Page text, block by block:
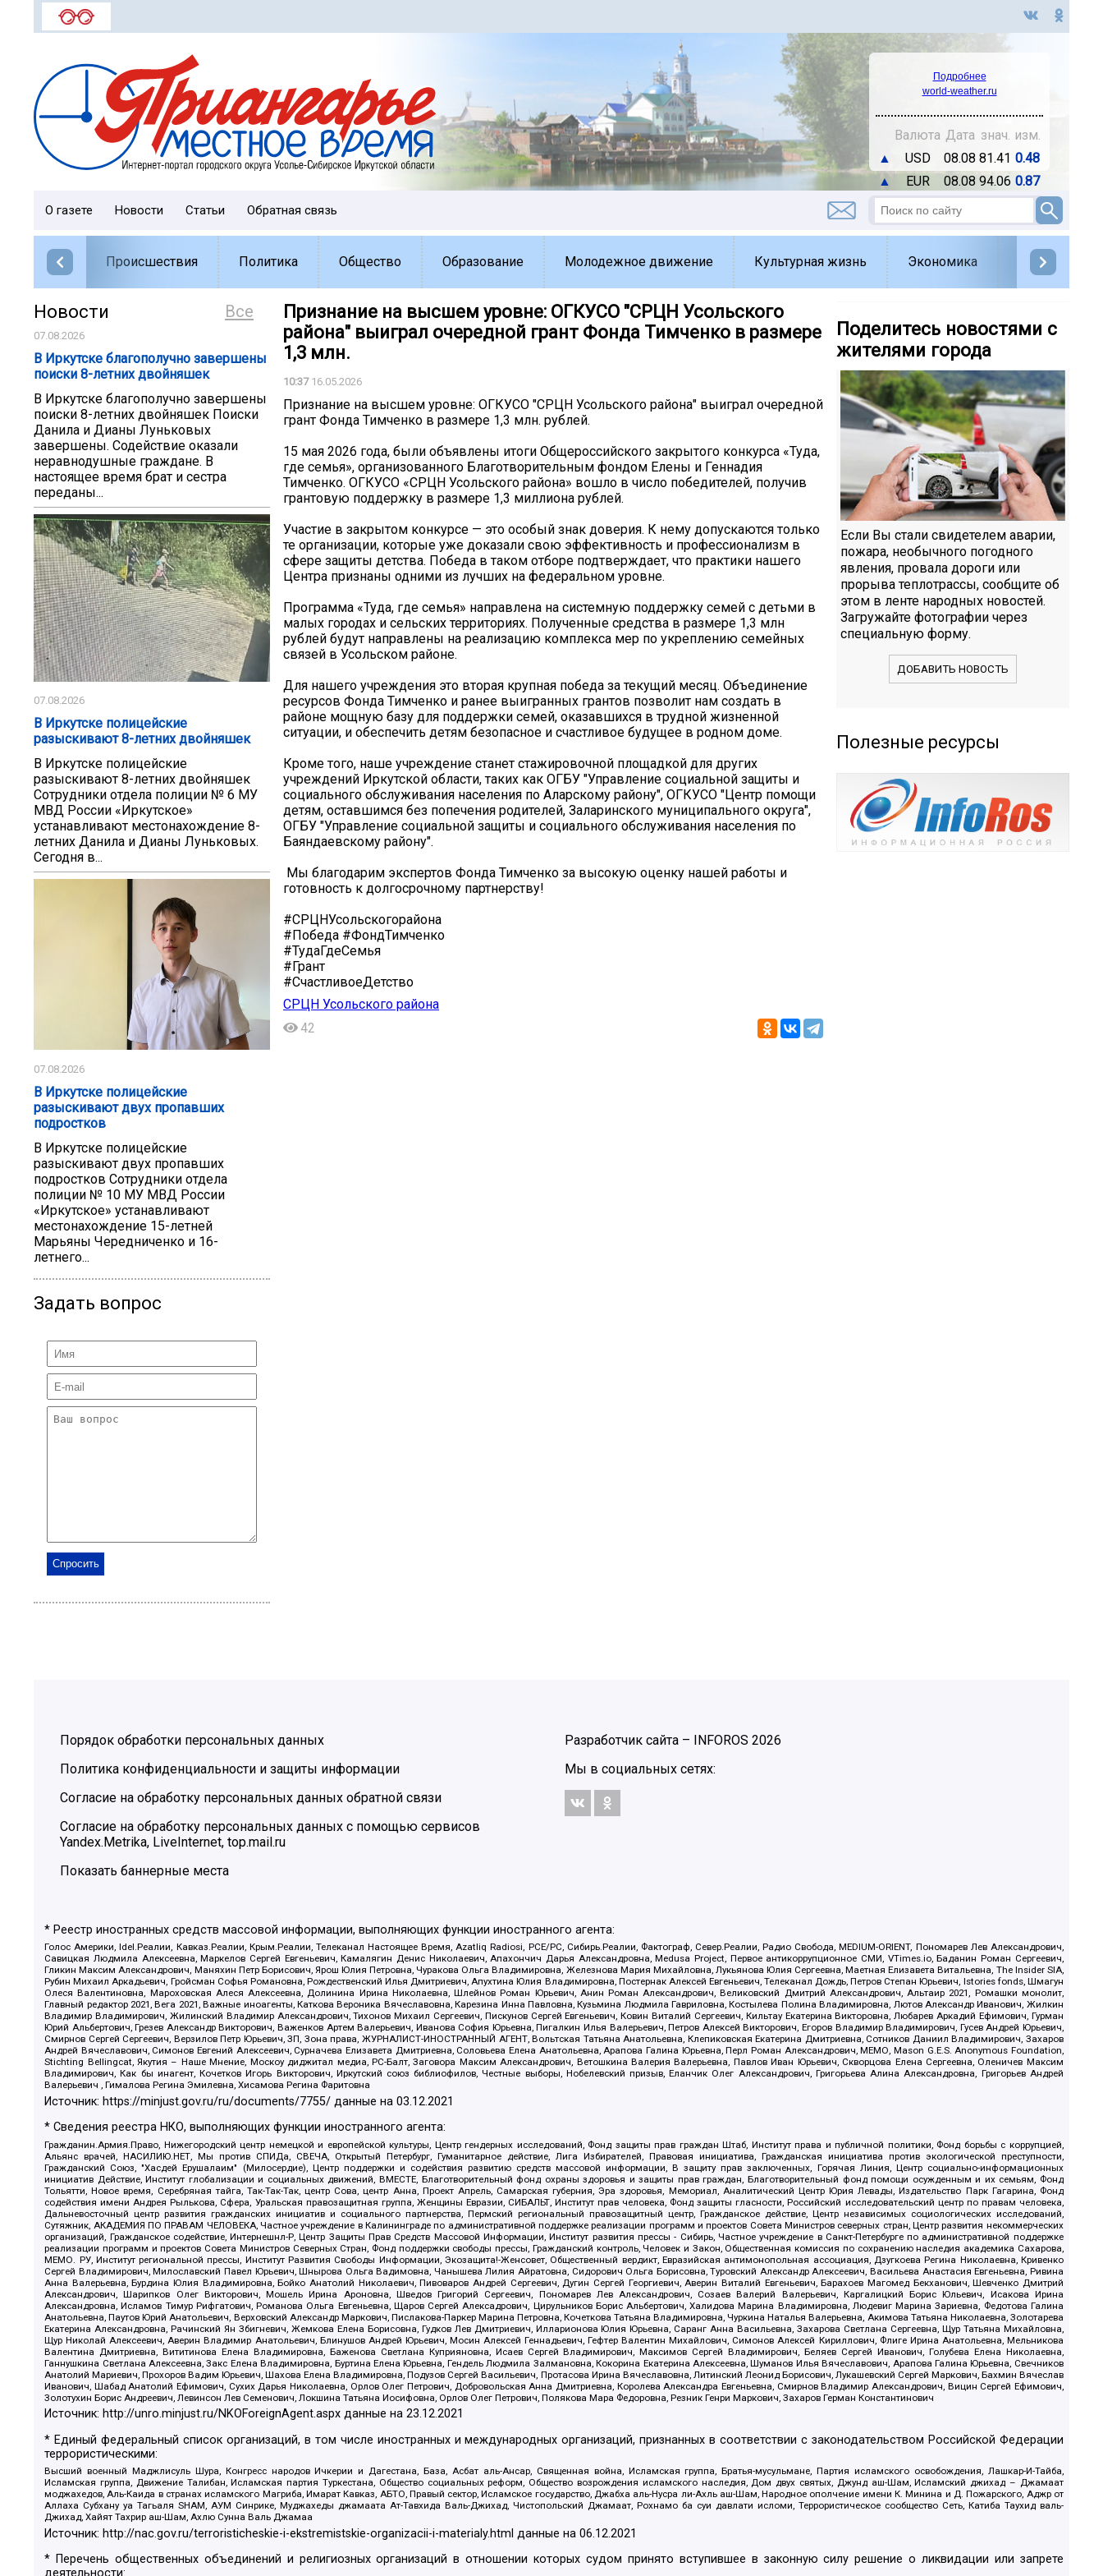
Подробнее
world-weather.ru
Валюта Дата знач. изм.
▲
USD 08.08 81.41 0.48
▲
EUR 08.08 94.06 0.87
О газете Новости Статьи Обратная связь
Происшествия Политика Общество Образование Молодежное движение Культурная жизнь Экономика Спорт
Все
Новости
07.08.2026
️В Иркутске благополучно завершены
поиски 8-летних двойняшек
️В Иркутске благополучно завершены
поиски 8-летних двойняшек Поиски
Данила и Дианы Луньковых
завершены. Содействие оказали
неравнодушные граждане. В
настоящее время брат и сестра
переданы...
07.08.2026
В Иркутске полицейские
разыскивают 8-летних двойняшек
В Иркутске полицейские
разыскивают 8-летних двойняшек
Сотрудники отдела полиции № 6 МУ
МВД России «Иркутское»
устанавливают местонахождение 8-
летних Данила и Дианы Луньковых.
Сегодня в...
07.08.2026
В Иркутске полицейские
разыскивают двух пропавших
подростков
В Иркутске полицейские
разыскивают двух пропавших
подростков Сотрудники отдела
полиции № 10 МУ МВД России
«Иркутское» устанавливают
местонахождение 15-летней
Марьяны Чередниченко и 16-
летнего...
Задать вопрос
Признание на высшем уровне: ОГКУСО "СРЦН Усольского
района" выиграл очередной грант Фонда Тимченко в размере
1,3 млн.
10:3716.05.2026
Признание на высшем уровне: ОГКУСО "СРЦН Усольского района" выиграл очередной
грант Фонда Тимченко в размере 1,3 млн. рублей.
15 мая 2026 года, были объявлены итоги Общероссийского закрытого конкурса «Туда,
где семья», организованного Благотворительным фондом Елены и Геннадия
Тимченко. ОГКУСО «СРЦН Усольского района» вошло в число победителей, получив
грантовую поддержку в размере 1,3 миллиона рублей.
Участие в закрытом конкурсе — это особый знак доверия. К нему допускаются только
те организации, которые уже доказали свою эффективность и профессионализм в
сфере защиты детства. Победа в таком отборе подтверждает, что практики нашего
Центра признаны одними из лучших на федеральном уровне.
️Программа «Туда, где семья» направлена на системную поддержку семей с детьми в
малых городах и сельских территориях. Полученные средства в размере 1,3 млн
рублей будут направлены на реализацию комплекса мер по укреплению семейных
связей в Усольском районе.
Для нашего учреждения это вторая крупная победа за текущий месяц. Объединение
ресурсов Фонда Тимченко и ранее выигранных грантов позволит нам создать в
районе мощную базу для поддержки семей, оказавшихся в трудной жизненной
ситуации, и обеспечить детям безопасное и счастливое будущее в родном доме.
Кроме того, наше учреждение станет стажировочной площадкой для других
учреждений Иркутской области, таких как ОГБУ "Управление социальной защиты и
социального обслуживания населения по Аларскому району", ОГКУСО "Центр помощи
детям, оставшимся без попечения родителей, Заларинского муниципального округа",
ОГБУ "Управление социальной защиты и социального обслуживания населения по
Баяндаевскому району".
️ Мы благодарим экспертов Фонда Тимченко за высокую оценку нашей работы и
готовность к долгосрочному партнерству!
#СРЦНУсольскогорайона
#Победа #ФондТимченко
#ТудаГдеСемья
#Грант
#СчастливоеДетство
СРЦН Усольского района
42
Поделитесь новостями с
жителями города
Если Вы стали свидетелем аварии,
пожара, необычного погодного
явления, провала дороги или
прорыва теплотрассы, сообщите об
этом в ленте народных новостей.
Загружайте фотографии через
специальную форму.
ДОБАВИТЬ НОВОСТЬ
Полезные ресурсы
Порядок обработки персональных данных
Политика конфиденциальности и защиты информации
Согласие на обработку персональных данных обратной связи
Согласие на обработку персональных данных с помощью сервисов
Yandex.Metrika, LiveInternet, top.mail.ru
Показать баннерные места
Разработчик сайта – INFOROS 2026
Мы в социальных сетях:
* Реестр иностранных средств массовой информации, выполняющих функции иностранного агента:
Голос Америки, Idel.Реалии, Кавказ.Реалии, Крым.Реалии, Телеканал Настоящее Время, Azatliq Radiosi, PCE/PC, Сибирь.Реалии, Фактограф, Север.Реалии, Радио Свобода, MEDIUM-ORIENT, Пономарев Лев Александрович,
Савицкая Людмила Алексеевна, Маркелов Сергей Евгеньевич, Камалягин Денис Николаевич, Апахончич Дарья Александровна, Medusa Project, Первое антикоррупционное СМИ, VTimes.io, Баданин Роман Сергеевич,
Гликин Максим Александрович, Маняхин Петр Борисович, Ярош Юлия Петровна, Чуракова Ольга Владимировна, Железнова Мария Михайловна, Лукьянова Юлия Сергеевна, Маетная Елизавета Витальевна, The Insider SIA,
Рубин Михаил Аркадьевич, Гройсман Софья Романовна, Рождественский Илья Дмитриевич, Апухтина Юлия Владимировна, Постернак Алексей Евгеньевич, Телеканал Дождь, Петров Степан Юрьевич, Istories fonds, Шмагун
Олеся Валентиновна, Мароховская Алеся Алексеевна, Долинина Ирина Николаевна, Шлейнов Роман Юрьевич, Анин Роман Александрович, Великовский Дмитрий Александрович, Альтаир 2021, Ромашки монолит,
Главный редактор 2021, Вега 2021, Важные иноагенты, Каткова Вероника Вячеславовна, Карезина Инна Павловна, Кузьмина Людмила Гавриловна, Костылева Полина Владимировна, Лютов Александр Иванович, Жилкин
Владимир Владимирович, Жилинский Владимир Александрович, Тихонов Михаил Сергеевич, Пискунов Сергей Евгеньевич, Ковин Виталий Сергеевич, Кильтау Екатерина Викторовна, Любарев Аркадий Ефимович, Гурман
Юрий Альбертович, Грезев Александр Викторович, Важенков Артем Валерьевич, Иванова София Юрьевна, Пигалкин Илья Валерьевич, Петров Алексей Викторович, Егоров Владимир Владимирович, Гусев Андрей Юрьевич,
Смирнов Сергей Сергеевич, Верзилов Петр Юрьевич, ЗП, Зона права, ЖУРНАЛИСТ-ИНОСТРАННЫЙ АГЕНТ, Вольтская Татьяна Анатольевна, Клепиковская Екатерина Дмитриевна, Сотников Даниил Владимирович, Захаров
Андрей Вячеславович, Симонов Евгений Алексеевич, Сурначева Елизавета Дмитриевна, Соловьева Елена Анатольевна, Арапова Галина Юрьевна, Перл Роман Александрович, МЕМО, Mason G.E.S. Anonymous Foundation,
Stichting Bellingcat, Якутия – Наше Мнение, Москоу диджитал медиа, РС-Балт, Заговора Максим Александрович, Ветошкина Валерия Валерьевна, Павлов Иван Юрьевич, Скворцова Елена Сергеевна, Оленичев Максим
Владимирович, Как бы инагент, Кочетков Игорь Викторович, Иркутский союз библиофилов, Честные выборы, Нобелевский призыв, Еланчик Олег Александрович, Григорьева Алина Александровна, Григорьев Андрей
Валерьевич , Гималова Регина Эмилевна, Хисамова Регина Фаритовна
Источник: https://minjust.gov.ru/ru/documents/7755/ данные на03.12.2021
* Сведения реестра НКО, выполняющих функции иностранного агента:
Гражданин.Армия.Право, Нижегородский центр немецкой и европейской культуры, Центр гендерных исследований, Фонд защиты прав граждан Штаб, Институт права и публичной политики, Фонд борьбы с коррупцией,
Альянс врачей, НАСИЛИЮ.НЕТ, Мы против СПИДа, СВЕЧА, Открытый Петербург, Гуманитарное действие, Лига Избирателей, Правовая инициатива, Гражданская инициатива против экологической преступности,
Гражданский Союз, "Хасдей Ерушалаим" (Милосердие), Центр поддержки и содействия развитию средств массовой информации, В защиту прав заключенных, Горячая Линия, Центр социально-информационных
инициатив Действие, Институт глобализации и социальных движений, ВМЕСТЕ, Благотворительный фонд охраны здоровья и защиты прав граждан, Благотворительный фонд помощи осужденным и их семьям, Фонд
Тольятти, Новое время, Серебряная тайга, Так-Так-Так, центр Сова, центр Анна, Проект Апрель, Самарская губерния, Эра здоровья, Мемориал, Аналитический Центр Юрия Левады, Издательство Парк Гагарина, Фонд
содействия имени Андрея Рылькова, Сфера, Уральская правозащитная группа, Женщины Евразии, СИБАЛЬТ, Институт прав человека, Фонд защиты гласности, Российский исследовательский центр по правам человека,
Дальневосточный центр развития гражданских инициатив и социального партнерства, Пермский региональный правозащитный центр, Гражданское действие, Центр независимых социологических исследований,
Сутяжник, АКАДЕМИЯ ПО ПРАВАМ ЧЕЛОВЕКА, Частное учреждение в Калининграде по административной поддержке реализации программ и проектов Совета Министров северных стран, Центр развития некоммерческих
организаций, Гражданское содействие, Интернешнл-Р, Центр Защиты Прав Средств Массовой Информации, Институт развития прессы - Сибирь, Частное учреждение в Санкт-Петербурге по административной поддержке
реализации программ и проектов Совета Министров Северных Стран, Фонд поддержки свободы прессы, Гражданский контроль, Человек и Закон, Общественная комиссия по сохранению наследия академика Сахарова,
МЕМО. РУ, Институт региональной прессы, Институт Развития Свободы Информации, Экозащита!-Женсовет, Общественный вердикт, Евразийская антимонопольная ассоциация, Дзугкоева Регина Николаевна, Кривенко
Сергей Владимирович, Милославский Павел Юрьевич, Шнырова Ольга Вадимовна, Чанышева Лилия Айратовна, Сидорович Ольга Борисовна, Туровский Александр Алексеевич, Васильева Анастасия Евгеньевна, Ривина
Анна Валерьевна, Бурдина Юлия Владимировна, Бойко Анатолий Николаевич, Пивоваров Андрей Сергеевич, Дугин Сергей Георгиевич, Аверин Виталий Евгеньевич, Барахоев Магомед Бекханович, Шевченко Дмитрий
Александрович, Шарипков Олег Викторович, Мошель Ирина Ароновна, Шведов Григорий Сергеевич, Пономарев Лев Александрович, Созаев Валерий Валерьевич, Каргалицкий Борис Юльевич, Исакова Ирина
Александровна, Исламов Тимур Рифгатович, Романова Ольга Евгеньевна, Щаров Сергей Алексадрович, Цирульников Борис Альбертович, Халидова Марина Владимировна, Людевиг Марина Зариевна, Федотова Галина
Анатольевна, Паутов Юрий Анатольевич, Верховский Александр Маркович, Пислакова-Паркер Марина Петровна, Кочеткова Татьяна Владимировна, Чуркина Наталья Валерьевна, Акимова Татьяна Николаевна, Золотарева
Екатерина Александровна, Рачинский Ян Збигневич, Жемкова Елена Борисовна, Гудков Лев Дмитриевич, Илларионова Юлия Юрьевна, Саранг Анна Васильевна, Захарова Светлана Сергеевна, Щур Татьяна Михайловна,
Щур Николай Алексеевич, Аверин Владимир Анатольевич, Блинушов Андрей Юрьевич, Мосин Алексей Геннадьевич, Гефтер Валентин Михайлович, Симонов Алексей Кириллович, Флиге Ирина Анатольевна, Мельникова
Валентина Дмитриевна, Вититинова Елена Владимировна, Баженова Светлана Куприяновна, Исаев Сергей Владимирович, Максимов Сергей Владимирович, Беляев Сергей Иванович, Голубева Елена Николаевна,
Ганнушкина Светлана Алексеевна, Закс Елена Владимировна, Буртина Елена Юрьевна, Гендель Людмила Залмановна, Кокорина Екатерина Алексеевна, Шуманов Илья Вячеславович, Арапова Галина Юрьевна, Свечников
Анатолий Мариевич, Прохоров Вадим Юрьевич, Шахова Елена Владимировна, Подузов Сергей Васильевич, Протасова Ирина Вячеславовна, Литинский Леонид Борисович, Лукашевский Сергей Маркович, Бахмин Вячеслав
Иванович, Шабад Анатолий Ефимович, Сухих Дарья Николаевна, Орлов Олег Петрович, Добровольская Анна Дмитриевна, Королева Александра Евгеньевна, Смирнов Владимир Александрович, Вицин Сергей Ефимович,
Золотухин Борис Андреевич, Левинсон Лев Семенович, Локшина Татьяна Иосифовна, Орлов Олег Петрович, Полякова Мара Федоровна, Резник Генри Маркович, Захаров Герман Константинович
Источник: http://unro.minjust.ru/NKOForeignAgent.aspx данные на23.12.2021
* Единый федеральный список организаций, в том числе иностранных и международных организаций, признанных в соответствии с законодательством Российской Федерации
террористическими:
Высший военный Маджлисуль Шура, Конгресс народов Ичкерии и Дагестана, База, Асбат аль-Ансар, Священная война, Исламская группа, Братья-мусульмане, Партия исламского освобождения, Лашкар-И-Тайба,
Исламская группа, Движение Талибан, Исламская партия Туркестана, Общество социальных реформ, Общество возрождения исламского наследия, Дом двух святых, Джунд аш-Шам, Исламский джихад – Джамаат
моджахедов, Аль-Каида в странах исламского Магриба, Имарат Кавказ, АБТО, Правый сектор, Исламское государство, Джабха аль-Нусра ли-Ахль аш-Шам, Народное ополчение имени К. Минина и Д. Пожарского, Аджр от
Аллаха Субхану уа Тагьаля SHAM, АУМ Синрике, Муджахеды джамаата Ат-Тавхида Валь-Джихад, Чистопольский Джамаат, Рохнамо ба суи давлати исломи, Террористическое сообщество Сеть, Катиба Таухид валь-
Джихад, Хайят Тахрир аш-Шам, Ахлю Сунна Валь Джамаа
Источник: http://nac.gov.ru/terroristicheskie-i-ekstremistskie-organizacii-i-materialy.html данные на06.12.2021
* Перечень общественных объединений и религиозных организаций в отношении которых судом принято вступившее в законную силу решение о ликвидации или запрете
деятельности: